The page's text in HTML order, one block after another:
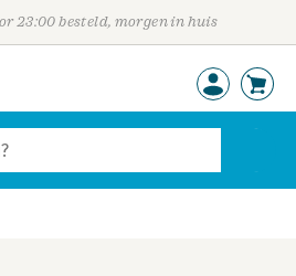
23:00 besteld, morgen in huis